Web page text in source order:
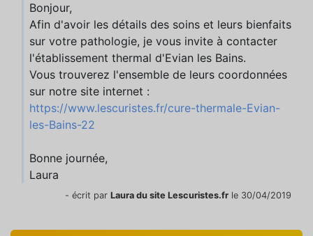
Bonjour,
Afin d'avoir les détails des soins et leurs bienfaits
sur votre pathologie, je vous invite à contacter
l'établissement thermal d'Evian les Bains.
Vous trouverez l'ensemble de leurs coordonnées
sur notre site internet :
https://www.lescuristes.fr/cure-thermale-Evian-
les-Bains-22
Bonne journée,
Laura
- écrit par Laura du site Lescuristes.fr le 30/04/2019